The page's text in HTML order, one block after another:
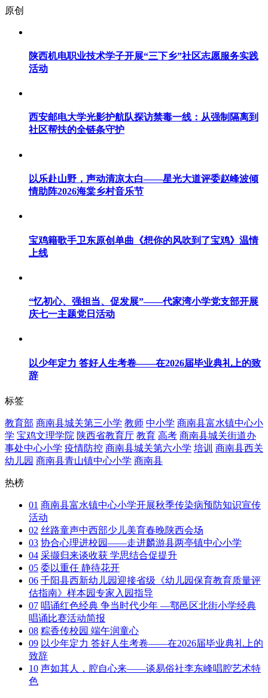
原创
陕西机电职业技术学子开展“三下乡”社区志愿服务实践
活动
西安邮电大学光影护航队探访禁毒一线：从强制隔离到
社区帮扶的全链条守护
以乐赴山野，声动清凉太白——星光大道评委赵峰波倾
情助阵2026海棠乡村音乐节
宝鸡籍歌手卫东原创单曲《想你的风吹到了宝鸡》温情
上线
“忆初心、强担当、促发展”——代家湾小学党支部开展
庆七一主题党日活动
以少年定力 答好人生考卷——在2026届毕业典礼上的致
辞
标签
教育部 商南县城关第三小学 教师 中小学 商南县富水镇中心小
学 宝鸡文理学院 陕西省教育厅 教育 高考 商南县城关街道办
事处中心小学 疫情防控 商南县城关第六小学 培训 商南县西关
幼儿园 商南县青山镇中心小学 商南县
热榜
01 商南县富水镇中心小学开展秋季传染病预防知识宣传
活动
02 丝路童声中西部少儿美育春晚陕西会场
03 协合心理进校园——走进麟游县两亭镇中心小学
04 采撷归来谈收获 学思结合促提升
05 委以重任 静待花开
06 千阳县西新幼儿园迎接省级《幼儿园保育教育质量评
估指南》样本园专家入园指导
07 唱诵红色经典 争当时代少年 —鄠邑区北街小学经典
唱诵比赛活动简报
08 粽香传校园 端午润童心
09 以少年定力 答好人生考卷——在2026届毕业典礼上的
致辞
10 声如其人，腔自心来——谈易俗社李东峰唱腔艺术特
色